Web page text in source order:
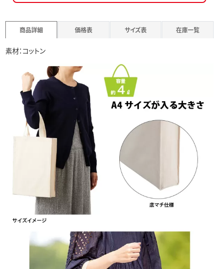
商品詳細 価格表 サイズ表 在庫一覧
素材：コットン